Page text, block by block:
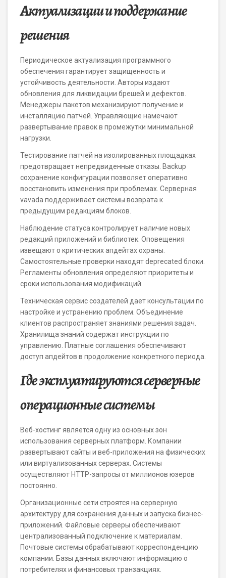
Актуализации и поддержание
решения
Периодическое актуализация программного
обеспечения гарантирует защищенность и
устойчивость деятельности. Авторы издают
обновления для ликвидации брешей и дефектов.
Менеджеры пакетов механизируют получение и
инсталляцию патчей. Управляющие намечают
развертывание правок в промежутки минимальной
нагрузки.
Тестирование патчей на изолированных площадках
предотвращает непредвиденные отказы. Backup
сохранение конфигурации позволяет оперативно
восстановить изменения при проблемах. Серверная
vavada поддерживает системы возврата к
предыдущим редакциям блоков.
Наблюдение статуса контролирует наличие новых
редакций приложений и библиотек. Оповещения
извещают о критических апдейтах охраны.
Самостоятельные проверки находят deprecated блоки.
Регламенты обновления определяют приоритеты и
сроки использования модификаций.
Техническая сервис создателей дает консультации по
настройке и устранению проблем. Объединение
клиентов распространяет знаниями решения задач.
Хранилища знаний содержат инструкции по
управлению. Платные соглашения обеспечивают
доступ апдейтов в продолжение конкретного периода.
Где эксплуатируются серверные
операционные системы
Веб-хостинг является одну из основных зон
использования серверных платформ. Компании
развертывают сайты и веб-приложения на физических
или виртуализованных серверах. Системы
осуществляют HTTP-запросы от миллионов юзеров
постоянно.
Организационные сети строятся на серверную
архитектуру для сохранения данных и запуска бизнес-
приложений. Файловые серверы обеспечивают
централизованный подключение к материалам.
Почтовые системы обрабатывают корреспонденцию
компании. Базы данных включают информацию о
потребителях и финансовых транзакциях.